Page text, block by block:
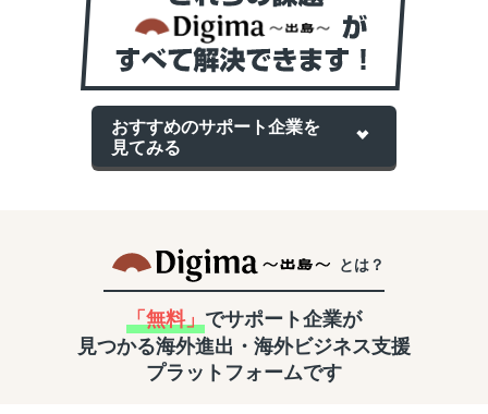
おすすめのサポート企業を
見てみる
とは？
「無料」 でサポート企業が
見つかる海外進出・海外ビジネス支援
プラットフォームです